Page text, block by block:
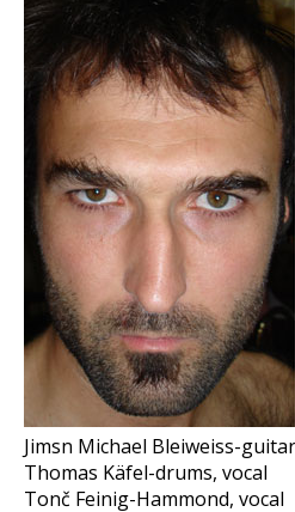
Jimsn Michael Bleiweiss-
Thomas Käfel-drums, vocal
Tonč Feinig-Hammond, vocal